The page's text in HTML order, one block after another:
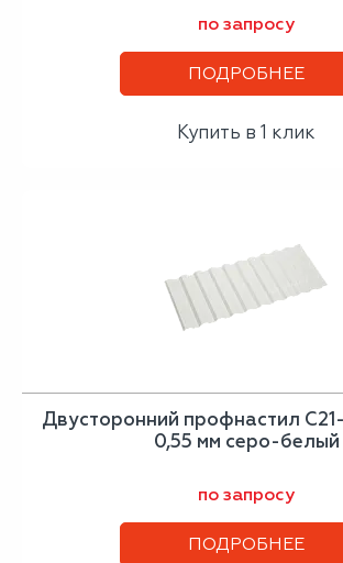
по запросу
ПОДРОБНЕЕ
Купить в 1 клик
Двусторонний профнастил
0,55 мм серо-белый
по запросу
ПОДРОБНЕЕ